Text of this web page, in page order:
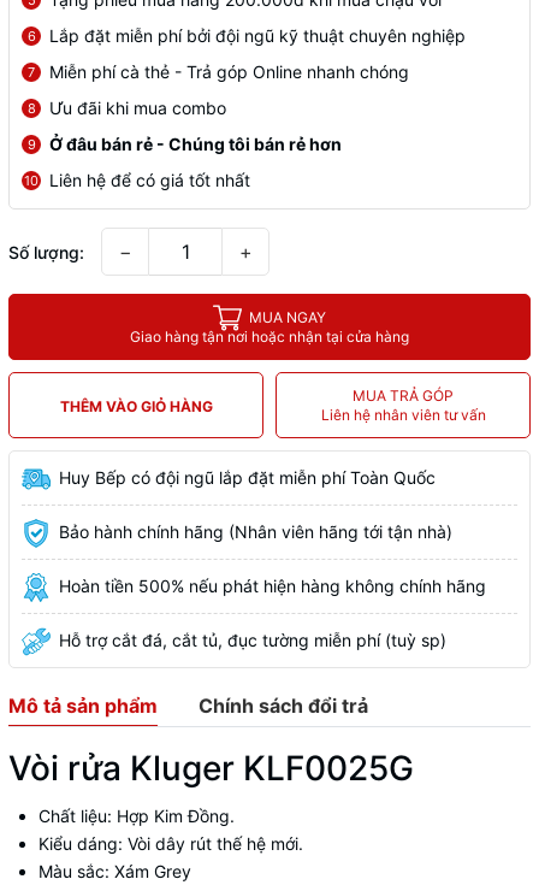
6 Lắp đặt miễn phí bởi đội ngũ kỹ thuật chuyên nghiệp
7 Miễn phí cà thẻ - Trả góp Online nhanh chóng
8 Ưu đãi khi mua combo
9 Ở đâu bán rẻ - Chúng tôi bán rẻ hơn
10 Liên hệ để có giá tốt nhất
Số lượng: − +
MUA NGAY
Giao hàng tận nơi hoặc nhận tại cửa hàng
THÊM VÀO GIỎ HÀNG
MUA TRẢ GÓP
Liên hệ nhân viên tư vấn
Huy Bếp có đội ngũ lắp đặt miễn phí Toàn Quốc
Bảo hành chính hãng (Nhân viên hãng tới tận nhà)
Hoàn tiền 500% nếu phát hiện hàng không chính hãng
Hỗ trợ cắt đá, cắt tủ, đục tường miễn phí (tuỳ sp)
Mô tả sản phẩm Chính sách đổi trả
Vòi rửa Kluger KLF0025G
Chất liệu: Hợp Kim Đồng.
Kiểu dáng: Vòi dây rút thế hệ mới.
Màu sắc: Xám Grey